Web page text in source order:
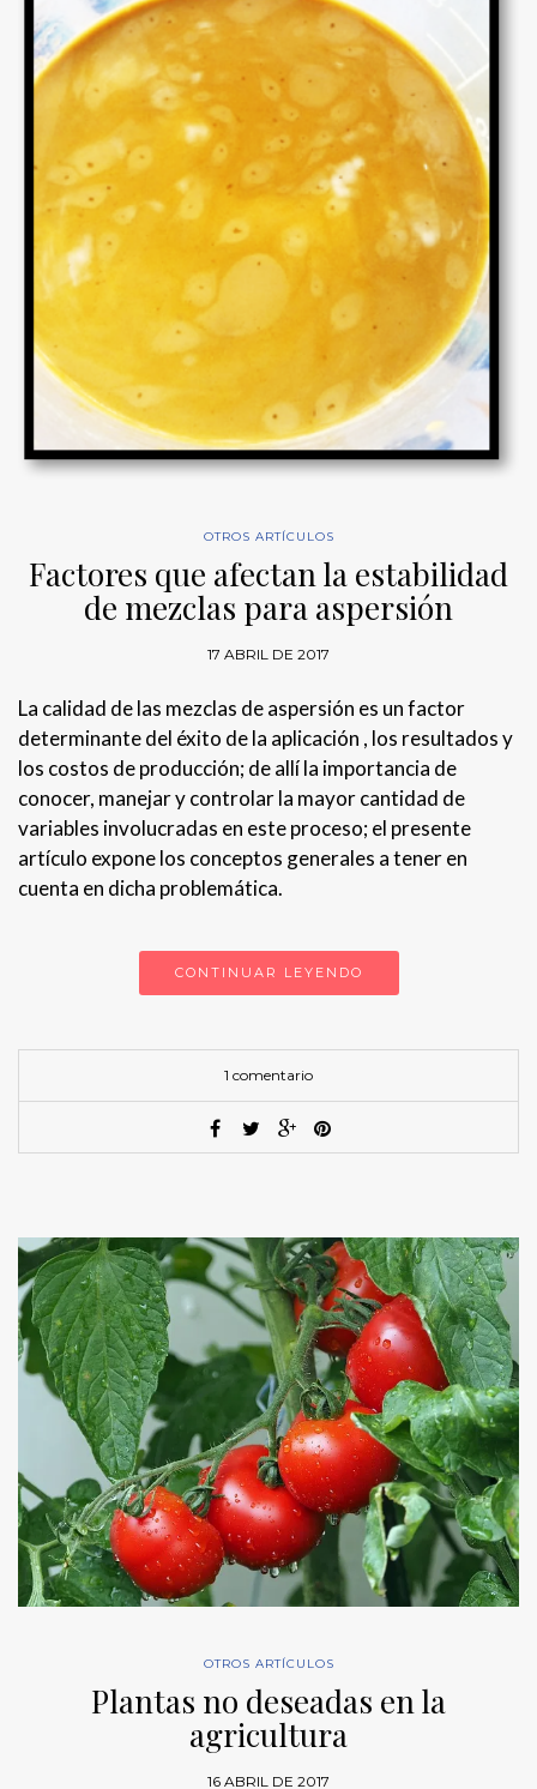
OTROS ARTÍCULOS
Factores que afectan la estabilidad
de mezclas para aspersión
17 ABRIL DE 2017
La calidad de las mezclas de aspersión es un factor
determinante del éxito de la aplicación , los resultados y
los costos de producción; de allí la importancia de
conocer, manejar y controlar la mayor cantidad de
variables involucradas en este proceso; el presente
artículo expone los conceptos generales a tener en
cuenta en dicha problemática.
CONTINUAR LEYENDO
1 comentario
OTROS ARTÍCULOS
Plantas no deseadas en la
agricultura
16 ABRIL DE 2017